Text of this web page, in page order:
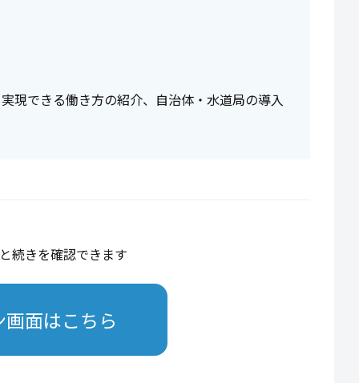
現できる働き方の紹介、自治体・水道局の導入
続きを確認できます
面はこちら